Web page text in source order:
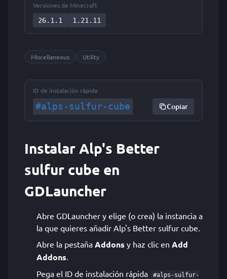
Versiones de Minecraft
26.1.1
1.21.11
Miscellaneous Utility
ID de instalación rápida
#alps-sulfur-cube Copiar
Instalar Alp's Better
sulfur cube en
GDLauncher
Abre GDLauncher y elige (o crea) la instancia a
la que quieres añadir Alp's Better sulfur cube.
Abre la pestaña Addons y haz clic en Add
Addons.
Pega el ID de instalación rápida
#alps-sulfur-